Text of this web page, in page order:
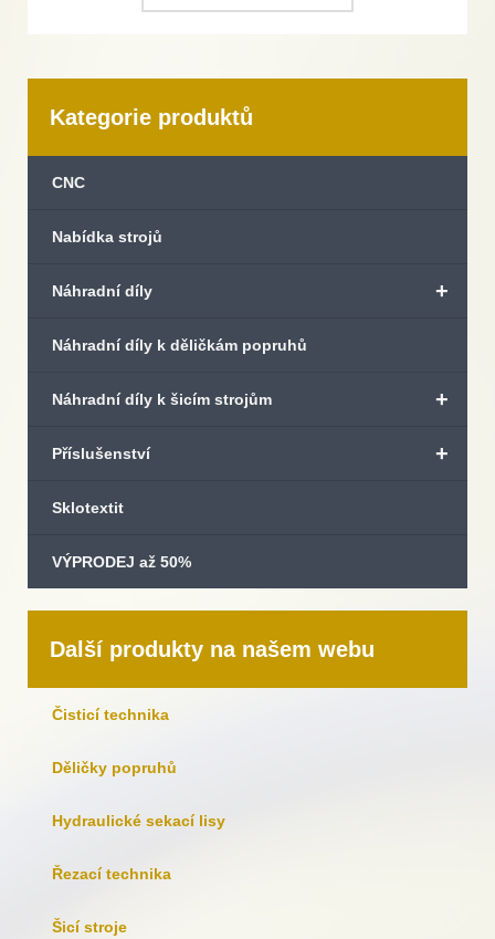
Kategorie produktů
CNC
Nabídka strojů
+
Náhradní díly
Náhradní díly k děličkám popruhů
+
Náhradní díly k šicím strojům
+
Příslušenství
Sklotextit
VÝPRODEJ až 50%
Další produkty na našem webu
Čisticí technika
Děličky popruhů
Hydraulické sekací lisy
Řezací technika
Šicí stroje